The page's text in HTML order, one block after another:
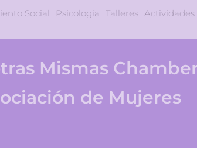
Social Psicología Talleres Actividades
Mismas
de Mujeres